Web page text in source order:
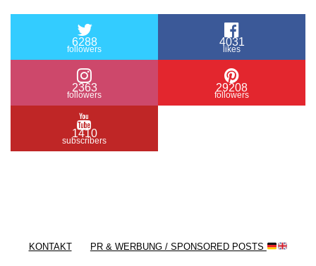
6288
followers
4031
likes
2363
followers
29208
followers
1410
subscribers
KONTAKT PR & WERBUNG / SPONSORED POSTS